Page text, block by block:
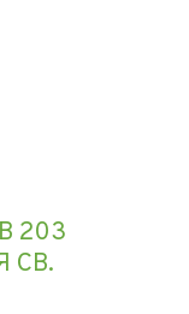
203
СВ.